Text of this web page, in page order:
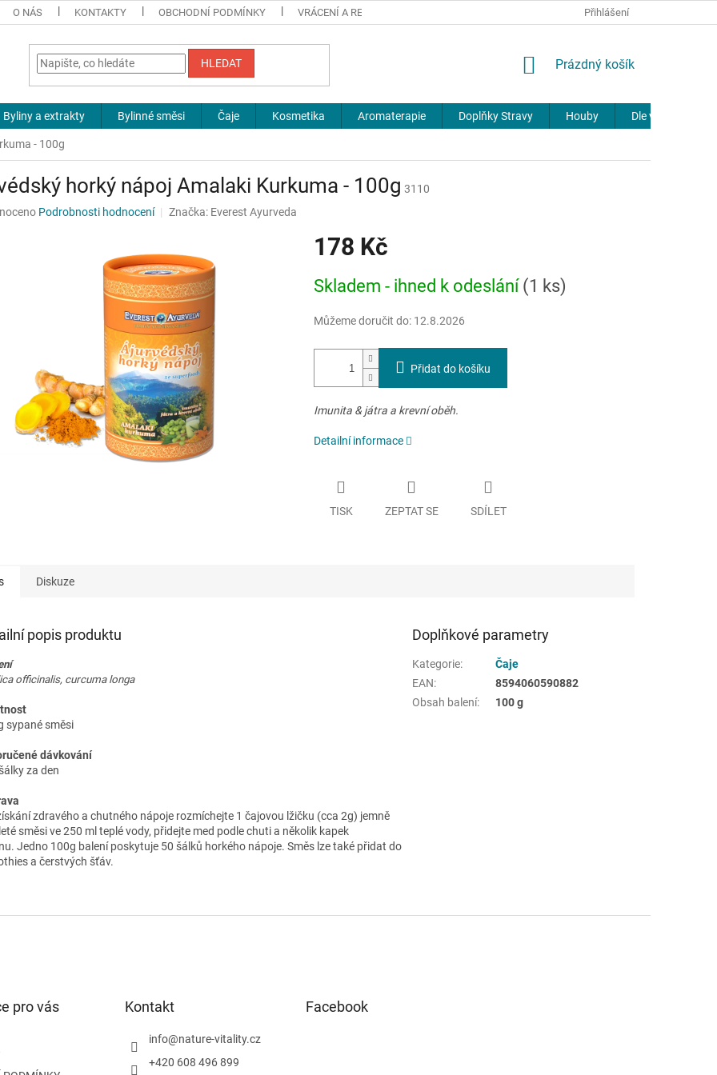
O NÁS KONTAKTY OBCHODNÍ PODMÍNKY VRÁCENÍ A REKLAMACE JOURNAL
Přihlášení
HLEDAT
NÁKUPNÍ
Prázdný košík
Byliny a extrakty Bylinné směsi Čaje Kosmetika Aromaterapie Doplňky Stravy Houby Dle výrobců
- 100g
horký nápoj Amalaki Kurkuma - 100g 3110
Podrobnosti hodnocení Značka: Everest Ayurveda
178 Kč
cena:
Skladem - ihned k odeslání (1 ks)
Můžeme doručit do: 12.8.2026
Přidat do košíku
Imunita & játra a krevní oběh.
Detailní informace
TISK ZEPTAT SE SDÍLET
Diskuze
popis produktu
officinalis, curcuma longa
sypané směsi
dávkování
za den
zdravého a chutného nápoje rozmíchejte 1 čajovou lžičku (cca 2g) jemně
směsi ve 250 ml teplé vody, přidejte med podle chuti a několik kapek
Jedno 100g balení poskytuje 50 šálků horkého nápoje. Směs lze také přidat do
a čerstvých šťáv.
Doplňkové parametry
Kategorie:
Čaje
EAN:
8594060590882
Obsah balení: 100 g
pro vás Kontakt
info@nature-vitality.cz
+420 608 496 899
Facebook